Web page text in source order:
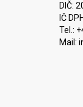
DIČ:
IČ
Tel.:
Mail: